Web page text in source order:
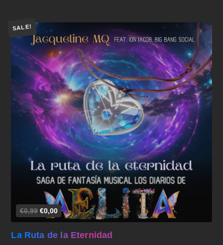
SALE!
€0,99 €0,00
Añadir al carrito
La Ruta de la Eternidad